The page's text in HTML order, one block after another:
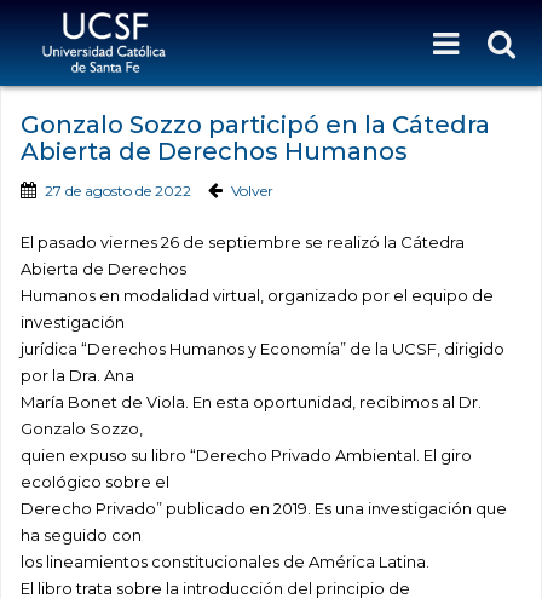
Gonzalo Sozzo participó en la Cátedra
Abierta de Derechos Humanos
27 de agosto de 2022 Volver
El pasado viernes 26 de septiembre se realizó la Cátedra
Abierta de Derechos
Humanos en modalidad virtual, organizado por el equipo de
investigación
jurídica “Derechos Humanos y Economía” de la UCSF, dirigido
por la Dra. Ana
María Bonet de Viola. En esta oportunidad, recibimos al Dr.
Gonzalo Sozzo,
quien expuso su libro “Derecho Privado Ambiental. El giro
ecológico sobre el
Derecho Privado” publicado en 2019. Es una investigación que
ha seguido con
los lineamientos constitucionales de América Latina.
El libro trata sobre la introducción del principio de